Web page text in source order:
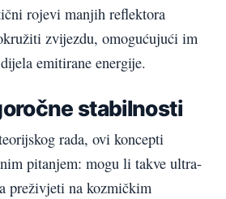
rojevi manjih reflektora
zvijezdu, omogućujući im
emitirane energije.
stabilnosti
rada, ovi koncepti
pitanjem: mogu li takve ultra-
preživjeti na kozmičkim